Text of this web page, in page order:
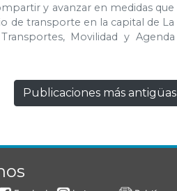
y avanzar en medidas que
de transporte en la capital de La
Movilidad y Agenda
Publicaciones más antigüas